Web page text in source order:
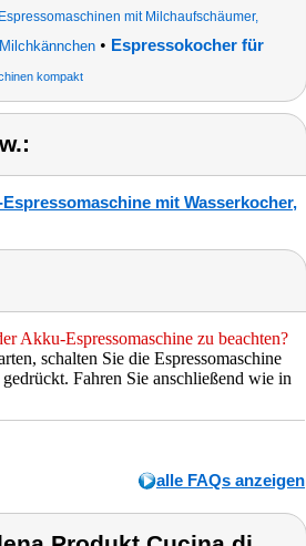
mit Milchaufschäumer,
Milchkännchen• Espressokocher für
kompakt
mit Wasserkocher,
Akku-Espressomaschine zu beachten?
schalten Sie die Espressomaschine
Fahren Sie anschließend wie in
alle FAQs anzeigen